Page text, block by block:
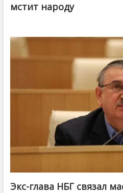
мстит народу
Экс-глава НБГ связал